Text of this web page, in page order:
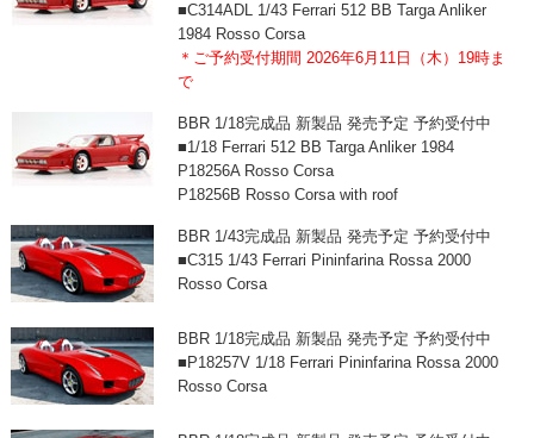
■C314ADL 1/43 Ferrari 512 BB Targa Anliker
1984 Rosso Corsa
＊ご予約受付期間 2026年6月11日（木）19時ま
で
BBR 1/18完成品 新製品 発売予定 予約受付中
■1/18 Ferrari 512 BB Targa Anliker 1984
P18256A Rosso Corsa
P18256B Rosso Corsa with roof
BBR 1/43完成品 新製品 発売予定 予約受付中
■C315 1/43 Ferrari Pininfarina Rossa 2000
Rosso Corsa
BBR 1/18完成品 新製品 発売予定 予約受付中
■P18257V 1/18 Ferrari Pininfarina Rossa 2000
Rosso Corsa